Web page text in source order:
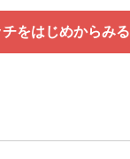
をはじめからみる